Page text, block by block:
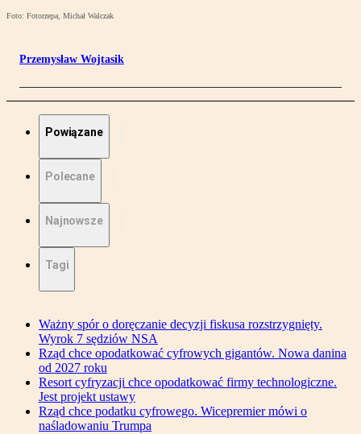
Foto: Fotorzepa, Michał Walczak
Przemysław Wojtasik
Powiązane
Polecane
Najnowsze
Tagi
Ważny spór o doręczanie decyzji fiskusa rozstrzygnięty.
Wyrok 7 sędziów NSA
Rząd chce opodatkować cyfrowych gigantów. Nowa danina
od 2027 roku
Resort cyfryzacji chce opodatkować firmy technologiczne.
Jest projekt ustawy
Rząd chce podatku cyfrowego. Wicepremier mówi o
naśladowaniu Trumpa